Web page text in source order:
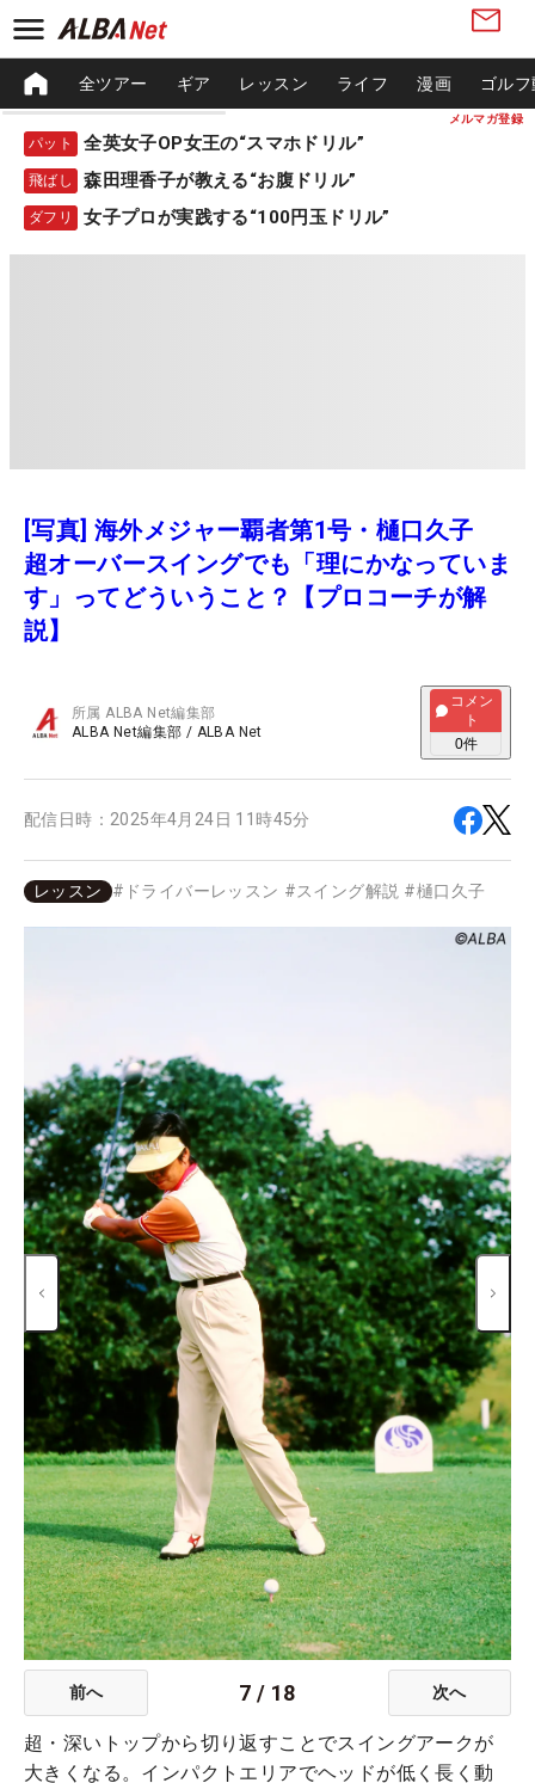
メルマガ登録
全ツアー ギア レッスン ライフ 漫画 ゴル
パット 全英女子OP女王の“スマホドリル”
飛ばし 森田理香子が教える“お腹ドリル”
ダフリ 女子プロが実践する“100円玉ドリル”
[写真] 海外メジャー覇者第1号・樋口久子
超オーバースイングでも「理にかなっていま
す」ってどういうこと？【プロコーチが解
説】
所属ALBA Net編集部
ALBA Net編集部 / ALBA Net
コメン
ト
0件
配信日時： 2025年4月24日 11時45分
レッスン # ドライバーレッスン #スイング解説 #樋口久子
前へ 7 / 18 次へ
超・深いトップから切り返すことでスイングアークが
大きくなる。インパクトエリアでヘッドが低く長く動